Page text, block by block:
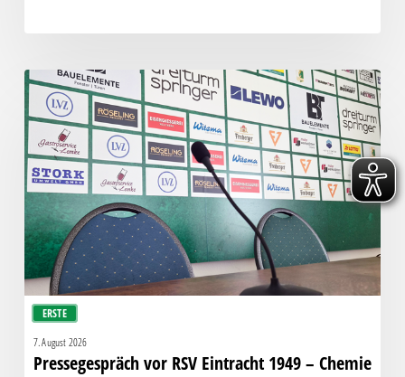
ERSTE
Pressegespräch
vor
RSV
Eintracht
1949
–
Chemie
7. August 2026
Pressegespräch vor RSV Eintracht 1949 – Chemie